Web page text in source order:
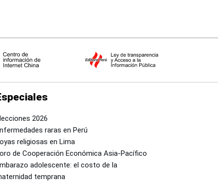
2026
raras en Perú
religiosas en Lima
de Cooperación Económica Asia-Pacífico
adolescente: el costo de la
temprana